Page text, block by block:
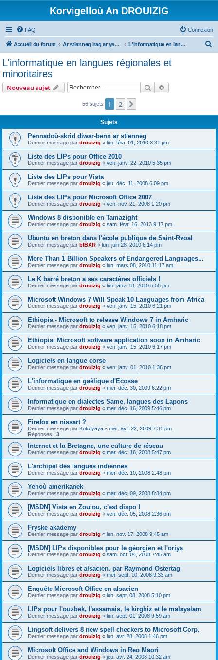
Korvigelloù An DROUIZIG
FAQ Connexion
Accueil du forum Ar stlenneg hag ar yezhoù bihan er bed a-bezh L'informatique en langues régionales et minoritaires
c
r
L'informatique en langues régionales et
minoritaires
Nouveau sujet Rechercher
56 sujets 1 2
Sujets
Pennadoù-skrid diwar-benn ar stlenneg
Dernier message par drouizig « lun. févr. 01, 2010 3:31 pm
Liste des LIPs pour Office 2010
Dernier message par drouizig « ven. janv. 22, 2010 5:35 pm
Liste des LIPs pour Vista
Dernier message par drouizig « jeu. déc. 11, 2008 6:09 pm
Liste des LIPs pour Microsoft Office 2007
Dernier message par drouizig « ven. nov. 21, 2008 1:20 pm
Windows 8 disponible en Tamazight
Dernier message par drouizig « sam. févr. 16, 2013 9:17 pm
Ubuntu en breton dans l'école publique de Saint-Rvoal
Dernier message par bIBAR « lun. juin 28, 2010 8:14 pm
More Than 1 Billion Speakers of Endangered Languages...
Dernier message par drouizig « lun. mars 08, 2010 11:17 am
Le K barré breton a ses caractères officiels !
Dernier message par drouizig « lun. janv. 18, 2010 5:55 pm
Microsoft Windows 7 Will Speak 10 Languages from Africa
Dernier message par drouizig « ven. janv. 15, 2010 6:21 pm
Ethiopia - Microsoft to release Windows 7 in Amharic
Dernier message par drouizig « ven. janv. 15, 2010 6:18 pm
Ethiopia: Microsoft software application soon in Amharic
Dernier message par drouizig « ven. janv. 15, 2010 6:17 pm
Logiciels en langue corse
Dernier message par drouizig « ven. janv. 01, 2010 1:36 pm
L'informatique en gaélique d'Ecosse
Dernier message par drouizig « mer. déc. 30, 2009 6:22 pm
Informatique en dialectes Same, langues des Lapons
Dernier message par drouizig « mer. déc. 16, 2009 5:46 pm
Firefox en nissart ?
Dernier message par Kokoyaya « mer. avr. 22, 2009 7:31 pm
Réponses : 3
Internet et la Bretagne, une culture de réseau
Dernier message par drouizig « mar. déc. 16, 2008 5:47 pm
L'archipel des langues indiennes
Dernier message par drouizig « mer. déc. 10, 2008 2:48 pm
Yehoù amerikanek
Dernier message par drouizig « mar. déc. 09, 2008 8:34 pm
[MSDN] Vista en Zoulou, c'est dispo !
Dernier message par drouizig « ven. déc. 05, 2008 2:36 pm
Fryske akademy
Dernier message par drouizig « lun. nov. 17, 2008 9:45 am
[MSDN] LIPs disponibles pour le géorgien et l'oriya
Dernier message par drouizig « sam. oct. 04, 2008 7:45 am
Logiciels libres et alsacien, par Raymond Ostertag
Dernier message par drouizig « mer. sept. 10, 2008 9:33 am
Enquête Microsoft Office en alsacien
Dernier message par drouizig « lun. sept. 08, 2008 5:10 pm
LIPs pour l'ouzbek, l'assamais, le kirghiz et le malayalam
Dernier message par drouizig « lun. sept. 01, 2008 9:59 am
Lingsoft delivers 8 new spell checkers to Microsoft Corp.
Dernier message par drouizig « lun. avr. 28, 2008 1:46 pm
Microsoft Office and Windows in Reo Maori
Dernier message par drouizig « jeu. avr. 24, 2008 10:32 am